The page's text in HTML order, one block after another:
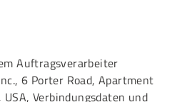
Auftragsverarbeiter
6 Porter Road, Apartment
Verbindungsdaten und